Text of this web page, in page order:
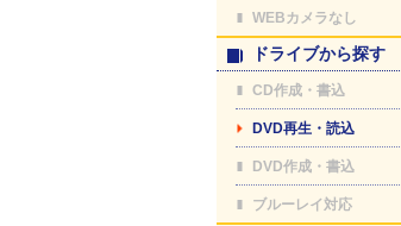
WEBカメラなし
ドライブから探す
CD作成・書込
DVD再生・読込
DVD作成・書込
ブルーレイ対応